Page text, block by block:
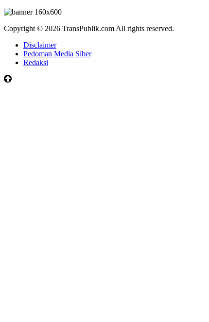
Copyright © 2026 TransPublik.com All rights reserved.
Disclaimer
Pedoman Media Siber
Redaksi